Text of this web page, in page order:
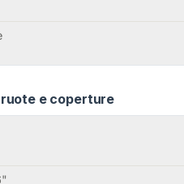
e coperture